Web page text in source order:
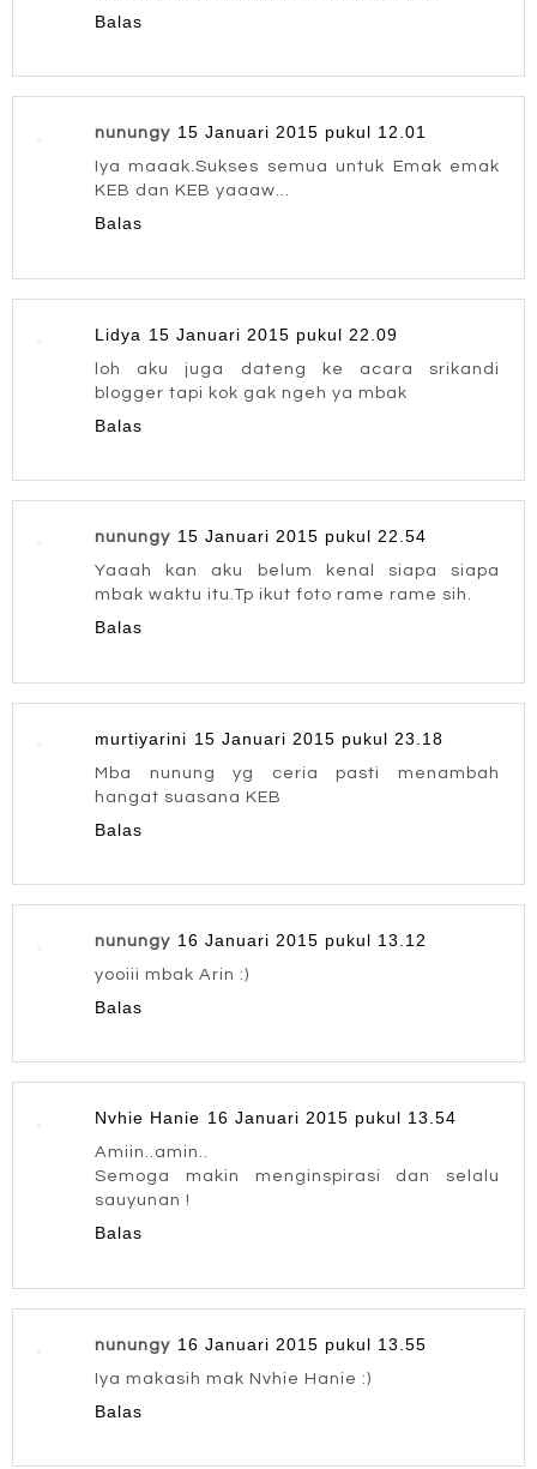
Balas
nunungy 15 Januari 2015 pukul 12.01
Iya maaak.Sukses semua untuk Emak emak
KEB dan KEB yaaaw...
Balas
Lidya 15 Januari 2015 pukul 22.09
loh aku juga dateng ke acara srikandi
blogger tapi kok gak ngeh ya mbak
Balas
nunungy 15 Januari 2015 pukul 22.54
Yaaah kan aku belum kenal siapa siapa
mbak waktu itu.Tp ikut foto rame rame sih.
Balas
murtiyarini 15 Januari 2015 pukul 23.18
Mba nunung yg ceria pasti menambah
hangat suasana KEB
Balas
nunungy 16 Januari 2015 pukul 13.12
yooiii mbak Arin :)
Balas
Nvhie Hanie 16 Januari 2015 pukul 13.54
Amiin..amin..
Semoga makin menginspirasi dan selalu
sauyunan !
Balas
nunungy 16 Januari 2015 pukul 13.55
Iya makasih mak Nvhie Hanie :)
Balas